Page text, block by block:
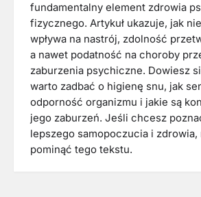
fundamentalny element zdrowia
fizycznego. Artykuł ukazuje, jak
wpływa na nastrój, zdolność
a nawet podatność na choroby
zaburzenia psychiczne. Dowiesz
warto zadbać o higienę snu, jak
odporność organizmu i jakie są
jego zaburzeń. Jeśli chcesz
lepszego samopoczucia i zdrowia,
pominąć tego tekstu.